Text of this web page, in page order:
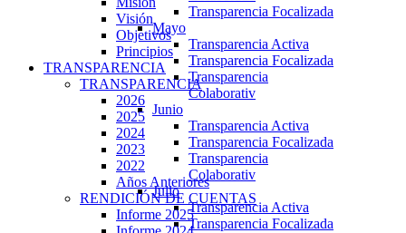
Transparencia Focalizada
Mayo
Transparencia Activa
Transparencia Focalizada
Transparencia
Colaborativ
Junio
Transparencia Activa
Transparencia Focalizada
Transparencia
Colaborativ
Julio
Transparencia Activa
Transparencia Focalizada
Visión
Objetivos
Principios
TRANSPARENCIA
TRANSPARENCIA
2026
2025
2024
2023
2022
Años Anteriores
RENDICIÓN DE CUENTAS
Informe 2025